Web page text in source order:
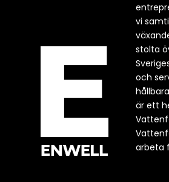
vi
stolta
och
är ett
arbeta